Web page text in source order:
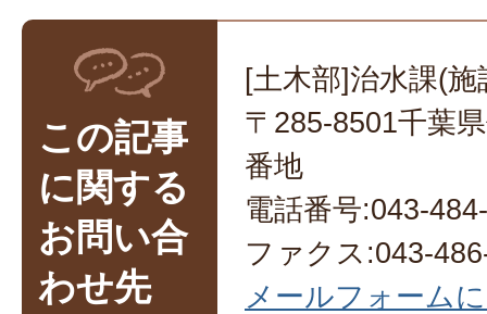
この記事
に関する
お問い合
わせ先
[土木部]治水課(施
〒285-8501千葉
番地
電話番号:043-
ファクス:043-
メールフォーム